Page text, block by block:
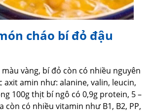
cháo bí đỏ đậu
vàng, bí đỏ còn có nhiều nguyên
axit amin như: alanine, valin, leucin,
100g thịt bí ngô có 0,9g protein, 5 –
còn có nhiều vitamin như B1, B2, PP,